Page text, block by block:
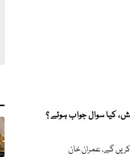
کیا سوال جواب ہوئے ؟
کریں گے، عمران خان